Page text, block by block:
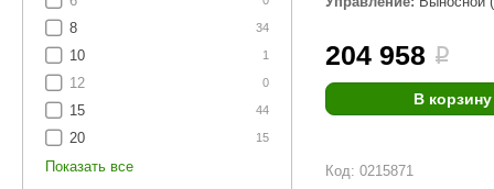
Для дома и дачи
Акции и скидки
Этна
Tikkurila Elcon
TABA MAGNUM
Termomuros
Finn icon Размахайка
34
8
1
10
0
12
44
15
15
20
Показать все
204 958 i
В корзину
Код: 0215871